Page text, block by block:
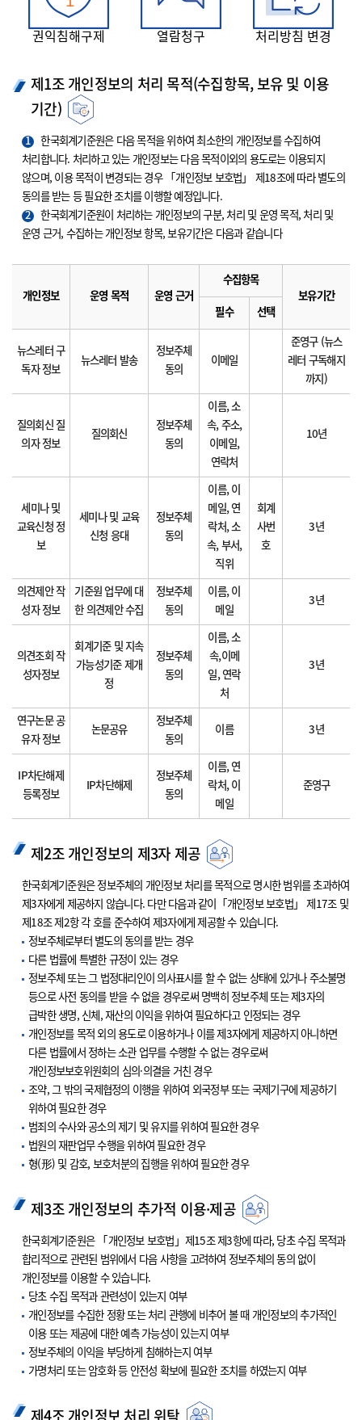
권익침해구제 열람청구 처리방침 변경
제1조 개인정보의 처리 목적(수집항목, 보유 및 이용
기간)
1
한국회계기준원은 다음 목적을 위하여 최소한의 개인정보를 수집하여
처리합니다. 처리하고 있는 개인정보는 다음 목적이외의 용도로는 이용되지
않으며, 이용 목적이 변경되는 경우 「개인정보 보호법」 제18조에 따라 별도의
동의를 받는 등 필요한 조치를 이행할 예정입니다.
2
한국회계기준원이 처리하는 개인정보의 구분, 처리 및 운영 목적, 처리 및
운영 근거, 수집하는 개인정보 항목, 보유기간은 다음과 같습니다
개인정보 운영 목적 운영 근거
수집항목
보유기간
필수
선택
뉴스레터 구
독자 정보
뉴스레터 발송
정보주체
동의
이메일
준영구 (뉴스
레터 구독해지
까지)
질의회신 질
의자 정보
질의회신
정보주체
동의
이름, 소
속, 주소,
이메일,
연락처
10년
세미나 및
교육신청 정
보
세미나 및 교육
신청 응대
정보주체
동의
이름, 이
메일, 연
락처, 소
속, 부서,
직위
회계
사번
호
3년
의견제안 작
성자 정보
기준원 업무에 대
한 의견제안 수집
정보주체
동의
이름, 이
메일
3년
의견조회 작
성자정보
회계기준 및 지속
가능성기준 제개
정
정보주체
동의
이름, 소
속,이메
일, 연락
처
3년
연구논문 공
유자 정보
논문공유
정보주체
동의
이름 3년
IP차단해제
등록정보
IP차단해제
정보주체
동의
이름, 연
락처, 이
메일
준영구
제2조 개인정보의 제3자 제공
한국회계기준원은 정보주체의 개인정보 처리를 목적으로 명시한 범위를 초과하여
제3자에게 제공하지 않습니다. 다만 다음과 같이「개인정보 보호법」 제17조 및
제18조 제2항 각 호를 준수하여 제3자에게 제공할 수 있습니다.
정보주체로부터 별도의 동의를 받는 경우
다른 법률에 특별한 규정이 있는 경우
정보주체 또는 그 법정대리인이 의사표시를 할 수 없는 상태에 있거나 주소불명
등으로 사전 동의를 받을 수 없을 경우로써 명백히 정보주체 또는 제3자의
급박한 생명, 신체, 재산의 이익을 위하여 필요하다고 인정되는 경우
개인정보를 목적 외의 용도로 이용하거나 이를 제3자에게 제공하지 아니하면
다른 법률에서 정하는 소관 업무를 수행할 수 없는 경우로써
개인정보보호위원회의 심의·의결을 거친 경우
조약, 그 밖의 국제협정의 이행을 위하여 외국정부 또는 국제기구에 제공하기
위하여 필요한 경우
범죄의 수사와 공소의 제기 및 유지를 위하여 필요한 경우
법원의 재판업무 수행을 위하여 필요한 경우
형(形) 및 감호, 보호처분의 집행을 위하여 필요한 경우
제3조 개인정보의 추가적 이용·제공
한국회계기준원은 「개인정보 보호법」제15조 제3항에 따라, 당초 수집 목적과
합리적으로 관련된 범위에서 다음 사항을 고려하여 정보주체의 동의 없이
개인정보를 이용할 수 있습니다.
당초 수집 목적과 관련성이 있는지 여부
개인정보를 수집한 정황 또는 처리 관행에 비추어 볼 때 개인정보의 추가적인
이용 또는 제공에 대한 예측 가능성이 있는지 여부
정보주체의 이익을 부당하게 침해하는지 여부
가명처리 또는 암호화 등 안전성 확보에 필요한 조치를 하였는지 여부